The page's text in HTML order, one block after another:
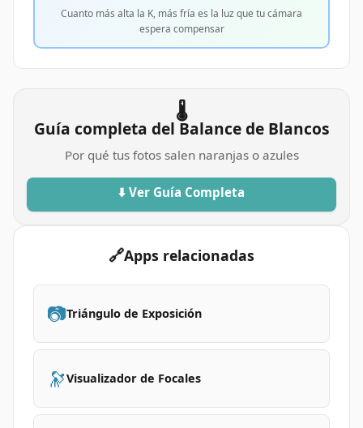
Cuanto más alta la K, más fría es la luz que tu cámara
espera compensar
🌡️
Guía completa del Balance de Blancos
Por qué tus fotos salen naranjas o azules
⬇️ Ver Guía Completa
🔗Apps relacionadas
📷Triángulo de Exposición
🔭Visualizador de Focales